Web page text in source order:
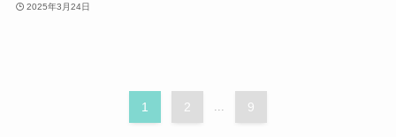
2025年3月24日
1 2 ... 9